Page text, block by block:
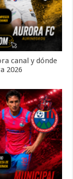
canal y dónde
2026